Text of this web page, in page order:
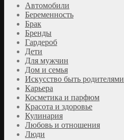
Автомобили
Беременность
Брак
Бренды
Гардероб
Дети
Для мужчин
Дом и семья
Искусство быть родителями
Карьера
Косметика и парфюм
Красота и здоровье
Кулинария
Любовь и отношения
Люди